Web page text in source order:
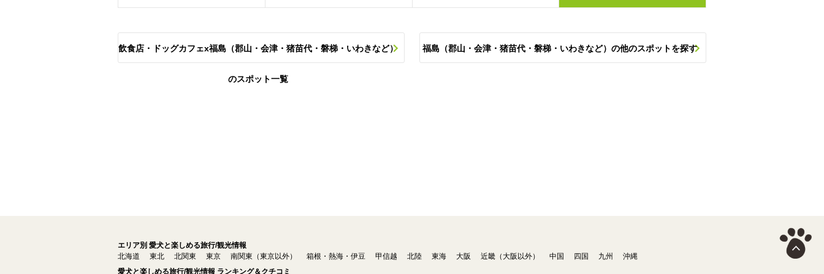
飲食店・ドッグカフェx福島（郡山・会津・猪苗代・磐梯・いわきなど）
のスポット一覧
福島（郡山・会津・猪苗代・磐梯・いわきなど）の他のスポットを探す
エリア別 愛犬と楽しめる旅行/観光情報
北海道
東北 北関東 東京 南関東（東京以外） 箱根・熱海・伊豆 甲信越 北陸 東海 大阪 近畿（大阪以外） 中国 四国 九州
沖縄
愛犬と楽しめる旅行/観光情報 ランキング＆クチコミ